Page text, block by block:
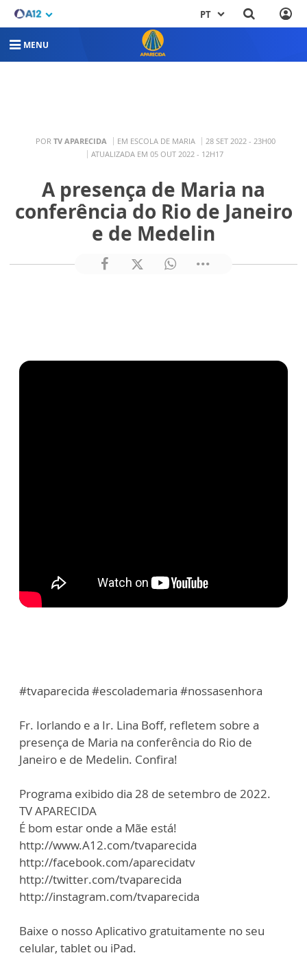
PT
MENU
POR TV APARECIDA EM ESCOLA DE MARIA
28 SET 2022 - 23H00
ATUALIZADA EM 05 OUT 2022 - 12H17
A presença de Maria na
conferência do Rio de Janeiro
e de Medelin
#tvaparecida #escolademaria #nossasenhora
Fr. Iorlando e a Ir. Lina Boff, refletem sobre a
presença de Maria na conferência do Rio de
Janeiro e de Medelin. Confira!
Programa exibido dia 28 de setembro de 2022.
TV APARECIDA
É bom estar onde a Mãe está!
http://www.A12.com/tvaparecida
http://facebook.com/aparecidatv
http://twitter.com/tvaparecida
http://instagram.com/tvaparecida
Baixe o nosso Aplicativo gratuitamente no seu
celular, tablet ou iPad.